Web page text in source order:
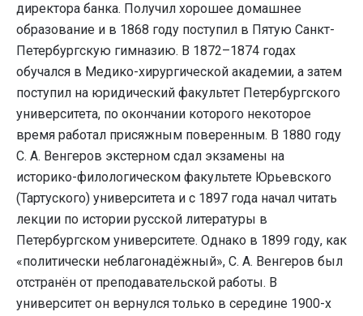
директора банка. Получил хорошее домашнее
образование и в 1868 году поступил в Пятую Санкт-
Петербургскую гимназию. В 1872–1874 годах
обучался в Медико-хирургической академии, а затем
поступил на юридический факультет Петербургского
университета, по окончании которого некоторое
время работал присяжным поверенным. В 1880 году
С. А. Венгеров экстерном сдал экзамены на
историко-филологическом факультете Юрьевского
(Тартуского) университета и с 1897 года начал читать
лекции по истории русской литературы в
Петербургском университете. Однако в 1899 году, как
«политически неблагонадёжный», С. А. Венгеров был
отстранён от преподавательской работы. В
университет он вернулся только в середине 1900-х